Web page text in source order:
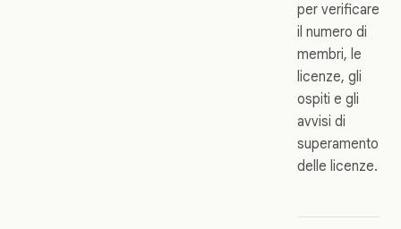
per verificare
il numero di
membri, le
licenze, gli
ospiti e gli
avvisi di
superamento
delle licenze.